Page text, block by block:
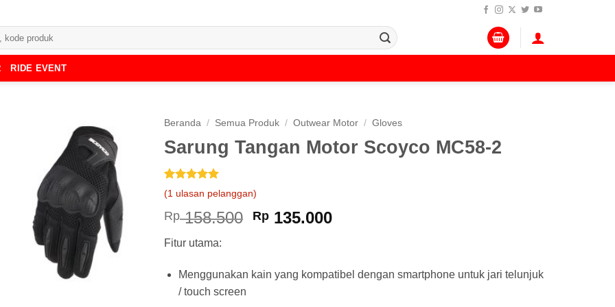
RIDE EVENT
Beranda / Semua Produk / Outwear Motor / Gloves
Sarung Tangan Motor Scoyco MC58-2
Peringkat5
dari 5
berdasarkan
1
penilaian
(1 ulasan pelanggan)
Rp158.500 Harga
Rp 158.500.
Rp 135.000Harga
adalah:
Rp 135.000.
Fitur utama:
Menggunakan kain yang kompatibel dengan smartphone untuk jari telunjuk
/ touch screen